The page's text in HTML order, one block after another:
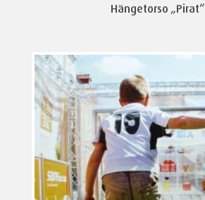
Hängetorso „Pirat“